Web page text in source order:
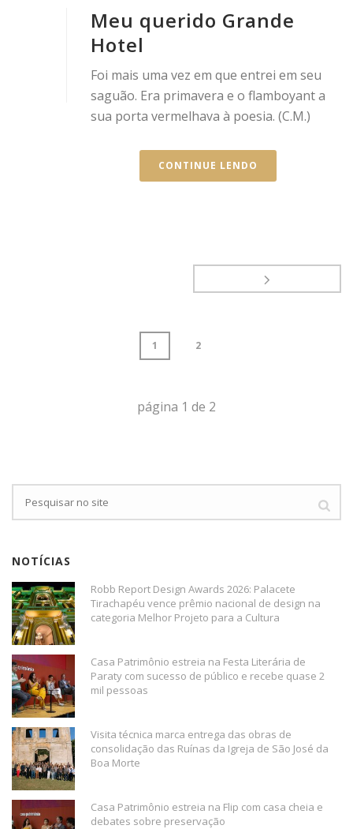
Meu querido Grande
Hotel
Foi mais uma vez em que entrei em seu
saguão. Era primavera e o flamboyant a
sua porta vermelhava à poesia. (C.M.)
CONTINUE LENDO
1 2
página 1 de 2
NOTÍCIAS
Robb Report Design Awards 2026: Palacete
Tirachapéu vence prêmio nacional de design na
categoria Melhor Projeto para a Cultura
Casa Patrimônio estreia na Festa Literária de
Paraty com sucesso de público e recebe quase 2
mil pessoas
Visita técnica marca entrega das obras de
consolidação das Ruínas da Igreja de São José da
Boa Morte
Casa Patrimônio estreia na Flip com casa cheia e
debates sobre preservação